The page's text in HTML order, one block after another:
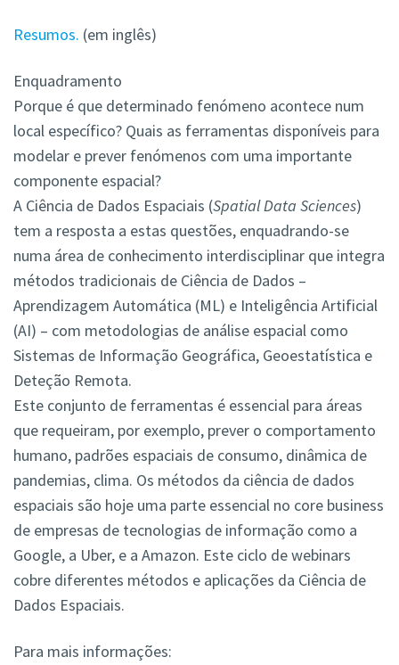
Resumos. (em inglês)
Enquadramento
Porque é que determinado fenómeno acontece num
local específico? Quais as ferramentas disponíveis para
modelar e prever fenómenos com uma importante
componente espacial?
A Ciência de Dados Espaciais (Spatial Data Sciences)
tem a resposta a estas questões, enquadrando-se
numa área de conhecimento interdisciplinar que integra
métodos tradicionais de Ciência de Dados –
Aprendizagem Automática (ML) e Inteligência Artificial
(AI) – com metodologias de análise espacial como
Sistemas de Informação Geográfica, Geoestatística e
Deteção Remota.
Este conjunto de ferramentas é essencial para áreas
que requeiram, por exemplo, prever o comportamento
humano, padrões espaciais de consumo, dinâmica de
pandemias, clima. Os métodos da ciência de dados
espaciais são hoje uma parte essencial no core business
de empresas de tecnologias de informação como a
Google, a Uber, e a Amazon. Este ciclo de webinars
cobre diferentes métodos e aplicações da Ciência de
Dados Espaciais.
Para mais informações: